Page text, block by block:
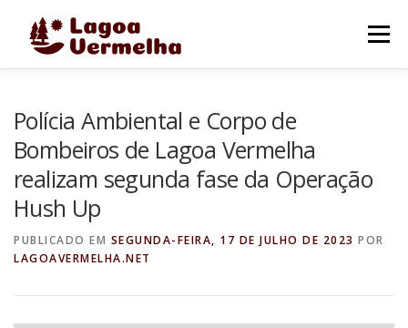
Menu
FALE CONOSCO
Polícia Ambiental e Corpo de
Bombeiros de Lagoa Vermelha
realizam segunda fase da Operação
Hush Up
PUBLICADO EM SEGUNDA-FEIRA, 17 DE JULHO DE 2023 POR
LAGOAVERMELHA.NET